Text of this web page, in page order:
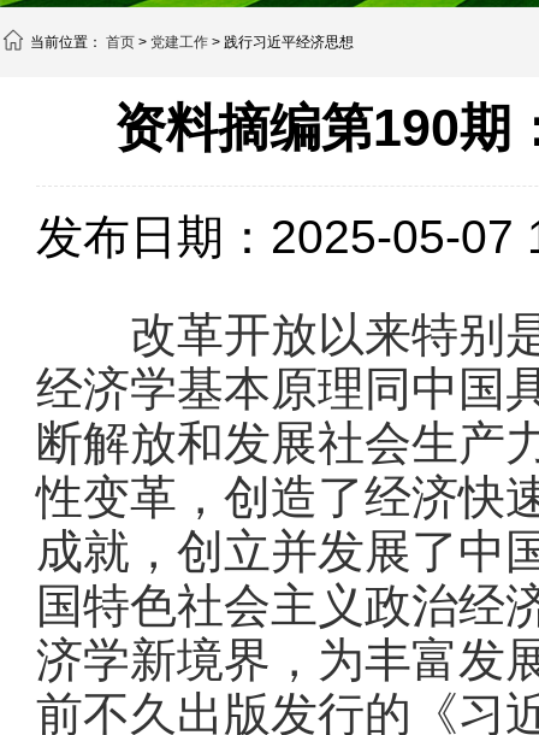
当前位置： 首页 > 党建工作 > 践行习近平经济思想
资料摘编第190期
发布日期：2025-05-07
改革开放以来特别是
经济学基本原理同中国
断解放和发展社会生产
性变革，创造了经济快
成就，创立并发展了中
国特色社会主义政治经
济学新境界，为丰富发
前不久出版发行的《习